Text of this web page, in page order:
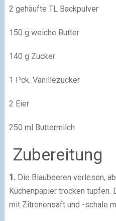
2 gehäufte TL Backpulver
150 g weiche Butter
140 g Zucker
1 Pck. Vanillezucker
2 Eier
250 ml Buttermilch
Zubereitung
1.Die Blaubeeren verlesen,
Küchenpapier trocken tupfen.
mit Zitronensaft und -schale